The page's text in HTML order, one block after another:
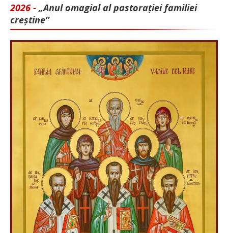
2026 - „Anul omagial al pastorației familiei
creștine”